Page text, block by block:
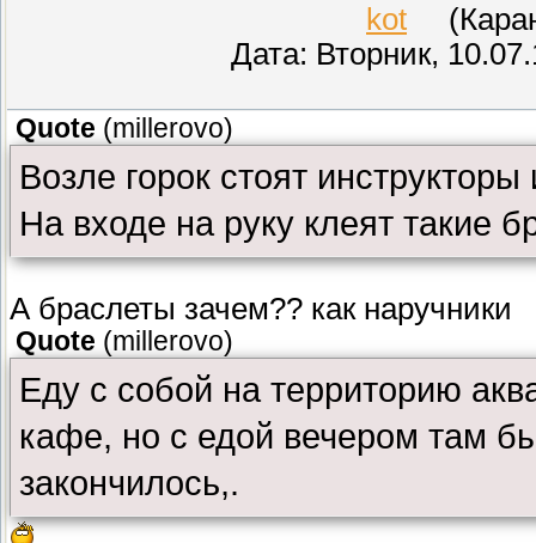
kot
Дата: Вторник,
Quote (millerovo)
Возле горок стоят
На входе на руку клеят такие
А браслеты зачем?? как наручники
Quote (millerovo)
Еду с собой на территорию
кафе, но с едой вечером там
закончилось,.